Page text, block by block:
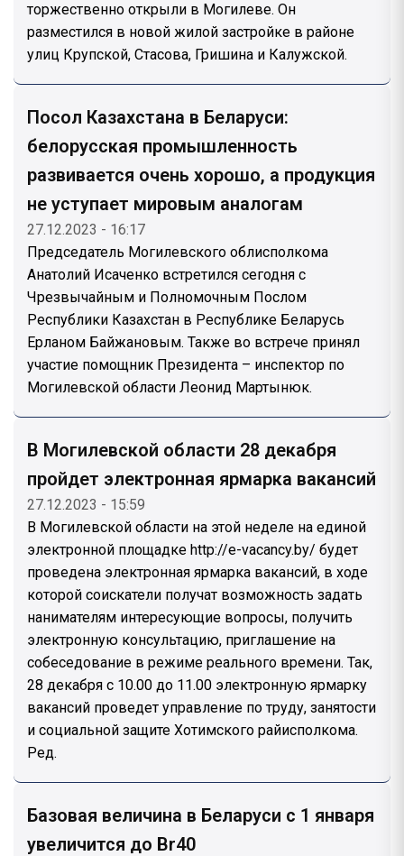
торжественно открыли в Могилеве. Он
разместился в новой жилой застройке в районе
улиц Крупской, Стасова, Гришина и Калужской.
Посол Казахстана в Беларуси:
белорусская промышленность
развивается очень хорошо, а продукция
не уступает мировым аналогам
27.12.2023 - 16:17
Председатель Могилевского облисполкома
Анатолий Исаченко встретился сегодня с
Чрезвычайным и Полномочным Послом
Республики Казахстан в Республике Беларусь
Ерланом Байжановым. Также во встрече принял
участие помощник Президента – инспектор по
Могилевской области Леонид Мартынюк.
В Могилевской области 28 декабря
пройдет электронная ярмарка вакансий
27.12.2023 - 15:59
В Могилевской области на этой неделе на единой
электронной площадке http://e-vacancy.by/ будет
проведена электронная ярмарка вакансий, в ходе
которой соискатели получат возможность задать
нанимателям интересующие вопросы, получить
электронную консультацию, приглашение на
собеседование в режиме реального времени. Так,
28 декабря с 10.00 до 11.00 электронную ярмарку
вакансий проведет управление по труду, занятости
и социальной защите Хотимского райисполкома.
Ред.
Базовая величина в Беларуси с 1 января
увеличится до Br40